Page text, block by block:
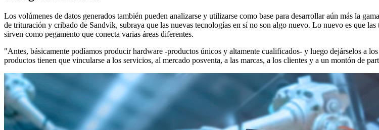
Los volúmenes de datos generados también pueden analizarse y utilizarse como base para desarrollar aún más la
de trituración y cribado de Sandvik, subraya que las nuevas tecnologías en sí no son algo nuevo. Lo nuevo es que
sirven como pegamento que conecta varias áreas diferentes.
"Antes, básicamente podíamos producir hardware -productos únicos y altamente cualificados- y luego dejárselos a
productos tienen que vincularse a los servicios, al mercado posventa, a las marcas, a los clientes y a un montón de